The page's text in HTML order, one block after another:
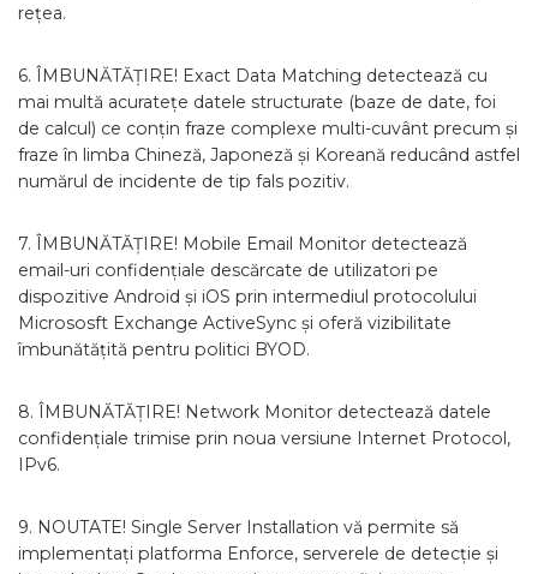
rețea.
6. ÎMBUNĂTĂȚIRE! Exact Data Matching detectează cu
mai multă acuratețe datele structurate (baze de date, foi
de calcul) ce conțin fraze complexe multi-cuvânt precum și
fraze în limba Chineză, Japoneză și Koreană reducând astfel
numărul de incidente de tip fals pozitiv.
7. ÎMBUNĂTĂȚIRE! Mobile Email Monitor detectează
email-uri confidențiale descărcate de utilizatori pe
dispozitive Android și iOS prin intermediul protocolului
Micrososft Exchange ActiveSync și oferă vizibilitate
îmbunătățită pentru politici BYOD.
8. ÎMBUNĂTĂȚIRE! Network Monitor detectează datele
confidențiale trimise prin noua versiune Internet Protocol,
IPv6.
9. NOUTATE! Single Server Installation vă permite să
implementați platforma Enforce, serverele de detecție și